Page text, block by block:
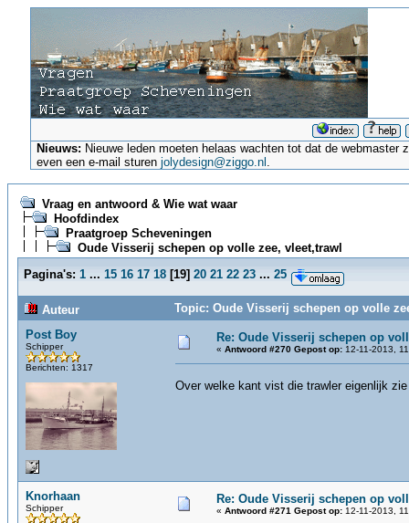
Nieuws: Nieuwe leden moeten helaas wachten tot dat de
even een e-mail sturenjolydesign@ziggo.nl .
Vraag en antwoord & Wie wat waar
Hoofdindex
Praatgroep Scheveningen
Oude Visserij schepen op volle zee, vleet,trawl
Pagina's: 1 ... 15 16 17 18 [19] 20 21 22 23 ... 25
Auteur
Topic: Oude Visserij schepen op volle
Post Boy
Schipper
Berichten: 1317
Re: Oude Visserij schepen op
« Antwoord #270 Gepost op: 12-11-2013,
Over welke kant vist die trawler eigenlijk
Knorhaan
Schipper
Re: Oude Visserij schepen op
« Antwoord #271 Gepost op: 12-11-2013,